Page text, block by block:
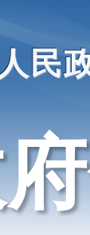
民